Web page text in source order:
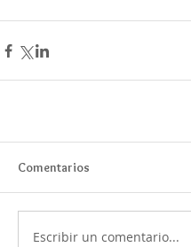
Comentarios
Escribir un comentario...